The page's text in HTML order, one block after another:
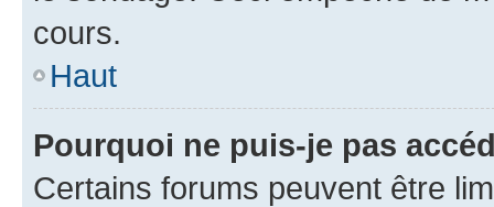
cours.
Haut
Pourquoi ne puis-je pas
Certains forums peuvent être